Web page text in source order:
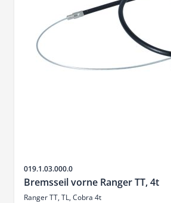
SKU
019.1.03.000.0
Bremsseil vorne Ranger TT, 4t
Ranger TT, TL, Cobra 4t